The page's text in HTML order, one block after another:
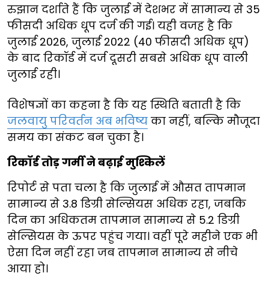
रुझान दर्शाते हैं कि जुलाई में देशभर में सामान्य से 35
फीसदी अधिक धूप दर्ज की गई। यही वजह है कि
जुलाई 2026, जुलाई 2022 (40 फीसदी अधिक धूप)
के बाद रिकॉर्ड में दर्ज दूसरी सबसे अधिक धूप वाली
जुलाई रही।
विशेषज्ञों का कहना है कि यह स्थिति बताती है कि
जलवायु परिवर्तन अब भविष्य का नहीं, बल्कि मौजूदा
समय का संकट बन चुका है।
रिकॉर्ड तोड़ गर्मी ने बढ़ाई मुश्किलें
रिपोर्ट से पता चला है कि जुलाई में औसत तापमान
सामान्य से 3.8 डिग्री सेल्सियस अधिक रहा, जबकि
दिन का अधिकतम तापमान सामान्य से 5.2 डिग्री
सेल्सियस के ऊपर पहुंच गया। वहीं पूरे महीने एक भी
ऐसा दिन नहीं रहा जब तापमान सामान्य से नीचे
आया हो।